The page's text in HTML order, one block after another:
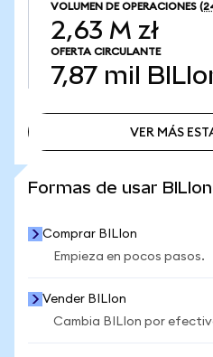
VOLUMEN DE OPERACIONES
2,63 M zł
OFERTA CIRCULANTE
7,87 mil
VER MÁS
Formas de usar
Comprar BILIon
Empieza en pocos pasos.
Vender BILIon
Cambia BILIon por